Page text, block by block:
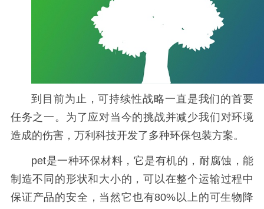
到目前为止，可持续性战略一直是我们的首要
任务之一。为了应对当今的挑战并减少我们对环境
造成的伤害，万利科技开发了多种环保包装方案。
pet是一种环保材料，它是有机的，耐腐蚀，能
制造不同的形状和大小的，可以在整个运输过程中
保证产品的安全，当然它也有80%以上的可生物降